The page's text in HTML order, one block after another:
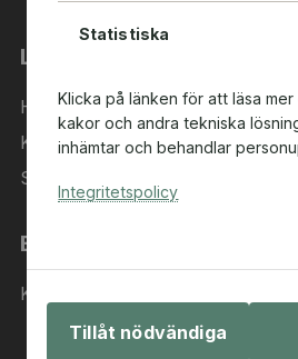
Statistiska
Klicka på länken för att läsa
kakor och andra tekniska
inhämtar och behandlar
Integritetspolicy
Tillåt nödvändiga
Länkar
Hem
Kategorier
Sök i sortimentet
Behöver du hjälp?
Kontakta oss